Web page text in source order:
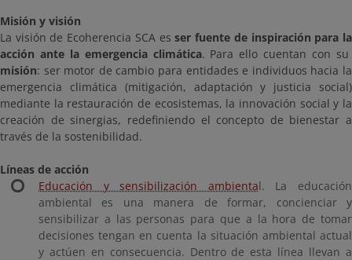
Misión y visión
La visión de Ecoherencia SCA esser fuente de inspiración para la
acción ante la emergencia climática. Para ello cuentan con su
misión: ser motor de cambio para entidades e individuos hacia la
emergencia climática (mitigación, adaptación y justicia social)
mediante la restauración de ecosistemas, la innovación social y la
creación de sinergias, redefiniendo el concepto de bienestar a
través de la sostenibilidad.
Líneas de acción
Educación y sensibilización ambiental. La educación
ambiental es una manera de formar, concienciar y
sensibilizar a las personas para que a la hora de tomar
decisiones tengan en cuenta la situación ambiental actual
y actúen en consecuencia. Dentro de esta línea llevan a